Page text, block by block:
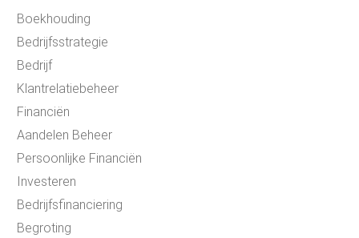
Boekhouding
Bedrijfsstrategie
Bedrijf
Klantrelatiebeheer
Financiën
Aandelen Beheer
Persoonlijke Financiën
Investeren
Bedrijfsfinanciering
Begroting